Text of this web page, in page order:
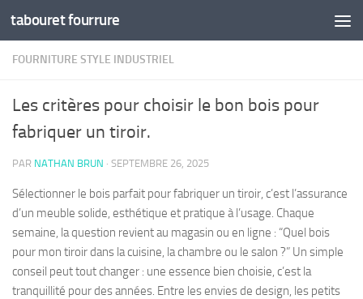
Skip to content
tabouret fourrure
FOURNITURE STYLE INDUSTRIEL
Les critères pour choisir le bon bois pour
fabriquer un tiroir.
PAR NATHAN BRUN · SEPTEMBRE 26, 2025
Sélectionner le bois parfait pour fabriquer un tiroir, c’est l’assurance
d’un meuble solide, esthétique et pratique à l’usage. Chaque
semaine, la question revient au magasin ou en ligne : “Quel bois
pour mon tiroir dans la cuisine, la chambre ou le salon ?” Un simple
conseil peut tout changer : une essence bien choisie, c’est la
tranquillité pour des années. Entre les envies de design, les petits